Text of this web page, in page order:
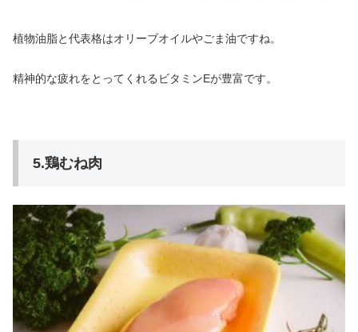
植物油脂と代表格はオリーブオイルやごま油ですね。
精神的な疲れをとってくれるビタミンEが豊富です。
5.鶏むね肉